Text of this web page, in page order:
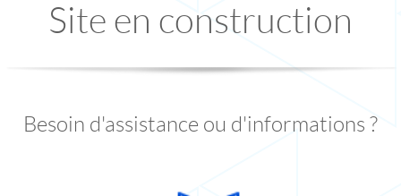
Site en construction
Besoin d'assistance ou d'informations ?